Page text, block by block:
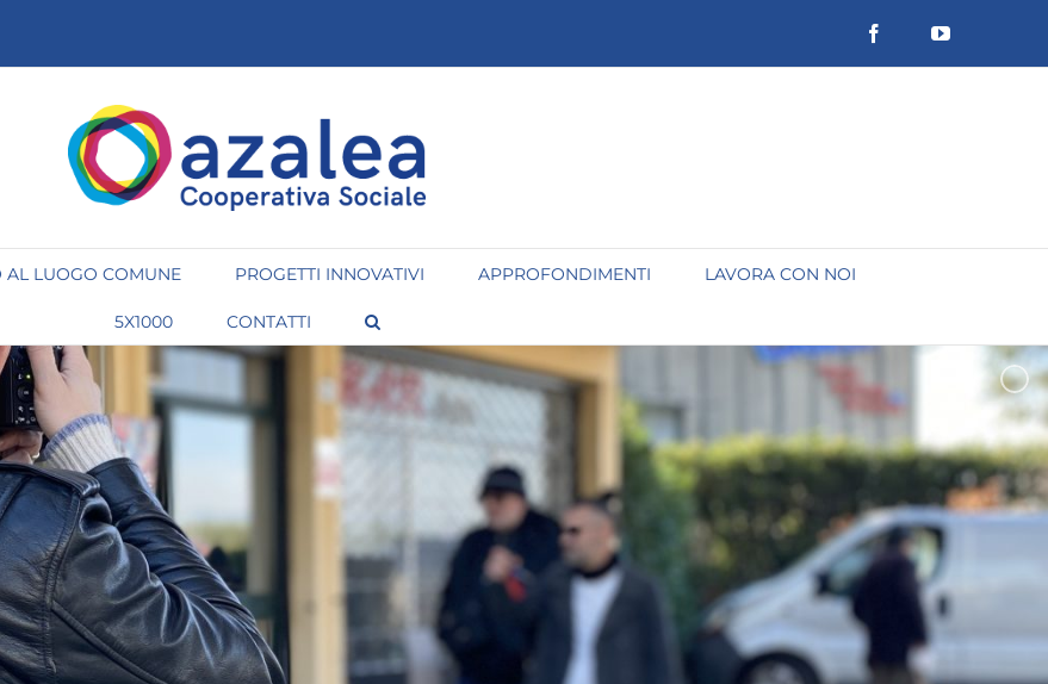
FacebookYouTube
AL LUOGO COMUNE PROGETTI INNOVATIVI APPROFONDIMENTI LAVORA CON NOI
5X1000 CONTATTI